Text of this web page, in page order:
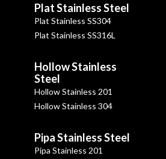
Plat Stainless Steel
Plat Stainless SS304
Plat Stainless SS316L
Hollow Stainless
Steel
Hollow Stainless 201
Hollow Stainless 304
Pipa Stainless Steel
Pipa Stainless 201